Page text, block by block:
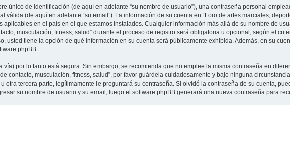
único de identificación (de aquí en adelante “su nombre de usuario”), una contraseña personal
válida (de aquí en adelante “su email”). La información de su cuenta en “Foro de artes marciales,
aplicables en el país en el que estamos instalados. Cualquier información más allá de su nombre de
musculación, fitness, salud” durante el proceso de registro será obligatoria u opcional, según el
usted tiene la opción de qué información en su cuenta será públicamente exhibida. Además, en su
phpBB.
por lo tanto está segura. Sin embargo, se recomienda que no emplee la misma contraseña en
contacto, musculación, fitness, salud”, por favor guárdela cuidadosamente y bajo ninguna
otra tercera parte, legítimamente le preguntará su contraseña. Si olvidó la contraseña de su cuenta,
su nombre de usuario y su email, luego el software phpBB generará una nueva contraseña para